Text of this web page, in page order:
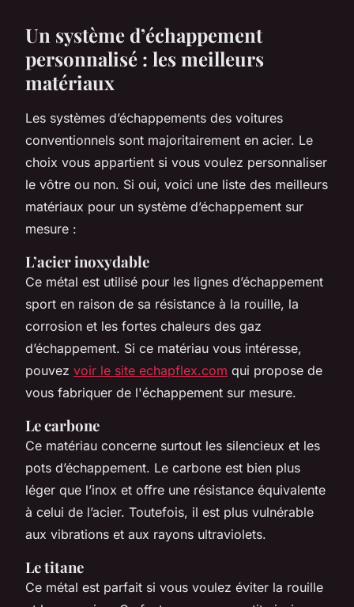
Un système d’échappement
personnalisé : les meilleurs
matériaux
Les systèmes d’échappements des voitures
conventionnels sont majoritairement en acier. Le
choix vous appartient si vous voulez personnaliser
le vôtre ou non. Si oui, voici une liste des meilleurs
matériaux pour un système d’échappement sur
mesure :
L’acier inoxydable
Ce métal est utilisé pour les lignes d’échappement
sport en raison de sa résistance à la rouille, la
corrosion et les fortes chaleurs des gaz
d’échappement. Si ce matériau vous intéresse,
pouvez voir le site echapflex.com qui propose de
vous fabriquer de l'échappement sur mesure.
Le carbone
Ce matériau concerne surtout les silencieux et les
pots d’échappement. Le carbone est bien plus
léger que l’inox et offre une résistance équivalente
à celui de l’acier. Toutefois, il est plus vulnérable
aux vibrations et aux rayons ultraviolets.
Le titane
Ce métal est parfait si vous voulez éviter la rouille